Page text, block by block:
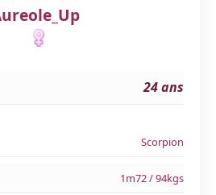
24 ans
Scorpion
1m72 / 94kgs